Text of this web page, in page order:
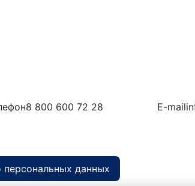
8 800 600 72 28 E-mail
персональных данных